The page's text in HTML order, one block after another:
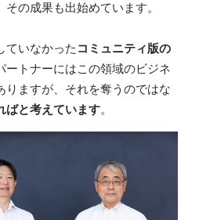
の成果も出始めています。
いなかった コミュニティ版の
ートナーにはこの領域のビジネ
りますが、それを奪うのではな
ばと考えています。